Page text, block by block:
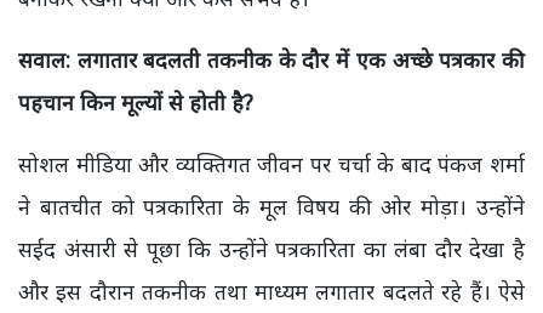
सवाल: लगातार बदलती तकनीक के दौर में एक अच्छे पत्रकार की
पहचान किन मूल्यों से होती है?
सोशल मीडिया और व्यक्तिगत जीवन पर चर्चा के बाद पंकज शर्मा
ने बातचीत को पत्रकारिता के मूल विषय की ओर मोड़ा। उन्होंने
सईद अंसारी से पूछा कि उन्होंने पत्रकारिता का लंबा दौर देखा है
और इस दौरान तकनीक तथा माध्यम लगातार बदलते रहे हैं। ऐसे